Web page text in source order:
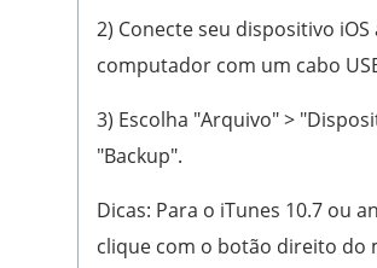
2) Conecte seu dispositivo iOS
computador com um cabo
3) Escolha "Arquivo" >
"Backup".
Dicas: Para o iTunes 10.7 ou
clique com o botão direito do